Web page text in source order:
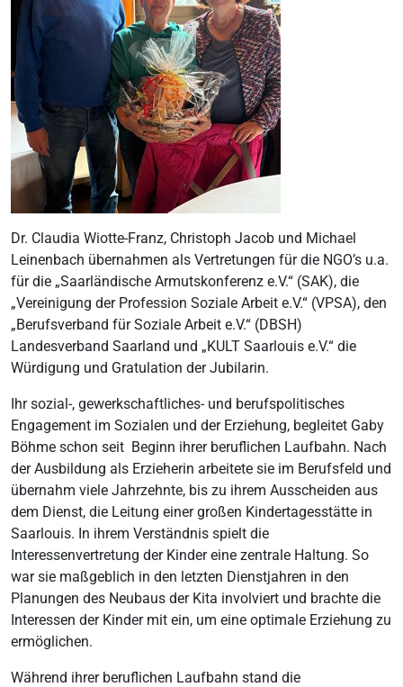
Dr. Claudia Wiotte-Franz, Christoph Jacob und Michael
Leinenbach übernahmen als Vertretungen für die NGO’s u.a.
für die „Saarländische Armutskonferenz e.V.“ (SAK), die
„Vereinigung der Profession Soziale Arbeit e.V.“ (VPSA), den
„Berufsverband für Soziale Arbeit e.V.“ (DBSH)
Landesverband Saarland und „KULT Saarlouis e.V.“ die
Würdigung und Gratulation der Jubilarin.
Ihr sozial-, gewerkschaftliches- und berufspolitisches
Engagement im Sozialen und der Erziehung, begleitet Gaby
Böhme schon seit Beginn ihrer beruflichen Laufbahn. Nach
der Ausbildung als Erzieherin arbeitete sie im Berufsfeld und
übernahm viele Jahrzehnte, bis zu ihrem Ausscheiden aus
dem Dienst, die Leitung einer großen Kindertagesstätte in
Saarlouis. In ihrem Verständnis spielt die
Interessenvertretung der Kinder eine zentrale Haltung. So
war sie maßgeblich in den letzten Dienstjahren in den
Planungen des Neubaus der Kita involviert und brachte die
Interessen der Kinder mit ein, um eine optimale Erziehung zu
ermöglichen.
Während ihrer beruflichen Laufbahn stand die